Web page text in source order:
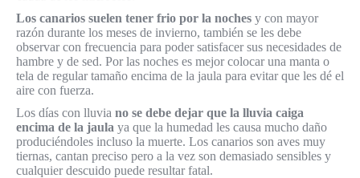
Los canarios suelen tener frio por la noches y con mayor
razón durante los meses de invierno, también se les debe
observar con frecuencia para poder satisfacer sus necesidades de
hambre y de sed. Por las noches es mejor colocar una manta o
tela de regular tamaño encima de la jaula para evitar que les dé el
aire con fuerza.
Los días con lluvia no se debe dejar que la lluvia caiga
encima de la jaula ya que la humedad les causa mucho daño
produciéndoles incluso la muerte. Los canarios son aves muy
tiernas, cantan preciso pero a la vez son demasiado sensibles y
cualquier descuido puede resultar fatal.